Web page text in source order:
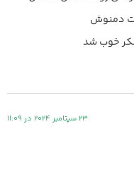
دمنوش
شکر خوب شد
23 سپتامبر 2024 در 11:09